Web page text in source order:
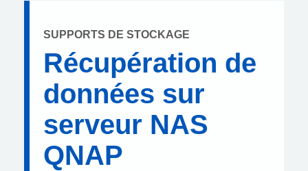
SUPPORTS DE STOCKAGE
Récupération de
données sur
serveur NAS
QNAP